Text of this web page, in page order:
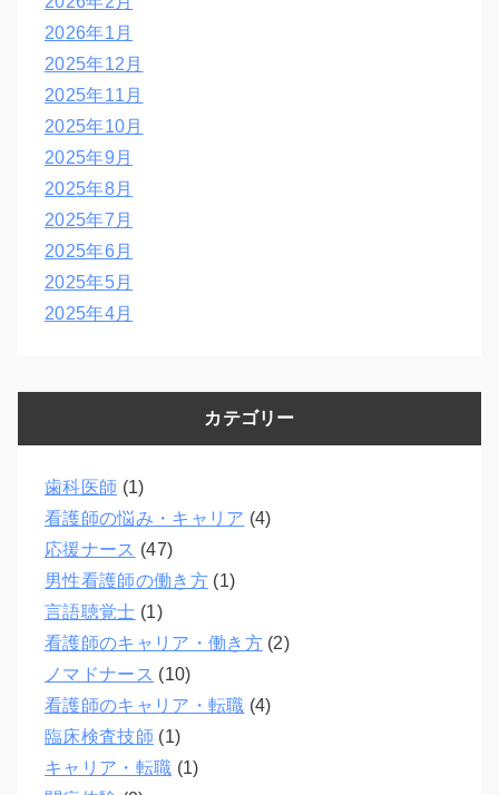
2026年1月
2025年12月
2025年11月
2025年10月
2025年9月
2025年8月
2025年7月
2025年6月
2025年5月
2025年4月
カテゴリー
歯科医師 (1)
看護師の悩み・キャリア (4)
応援ナース (47)
男性看護師の働き方(1)
言語聴覚士 (1)
看護師のキャリア・働き方(2)
ノマドナース (10)
看護師のキャリア・転職 (4)
臨床検査技師 (1)
キャリア・転職 (1)